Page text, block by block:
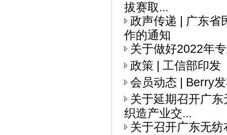
拔赛取...
政声传递 | 广东省
作的通知
关于做好2022年
政策 | 工信部印发
会员动态 | Berry
关于延期召开广东
织造产业交...
关于召开广东无纺